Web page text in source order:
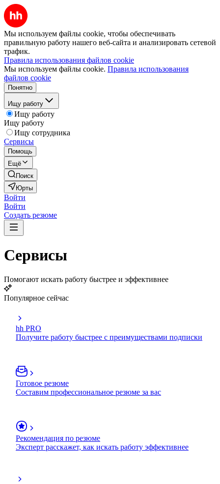
Мы используем файлы cookie, чтобы обеспечивать
правильную работу нашего веб-сайта и анализировать сетевой
трафик.
Правила использования файлов cookie
Мы используем файлы cookie. Правила использования
файлов cookie
Понятно
Ищу работу
Ищу работу
Ищу работу
Ищу сотрудника
Сервисы
Помощь
Ещё
Поиск
Юрты
Войти
Войти
Создать резюме
Сервисы
Помогают искать работу быстрее и эффективнее
Популярное сейчас
hh PRO
Получите работу быстрее с преимуществами подписки
Готовое резюме
Составим профессиональное резюме за вас
Рекомендация по резюме
Эксперт расскажет, как искать работу эффективнее